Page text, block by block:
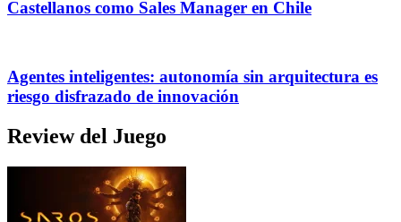
Castellanos como Sales Manager en Chile
Agentes inteligentes: autonomía sin arquitectura es
riesgo disfrazado de innovación
Review del Juego